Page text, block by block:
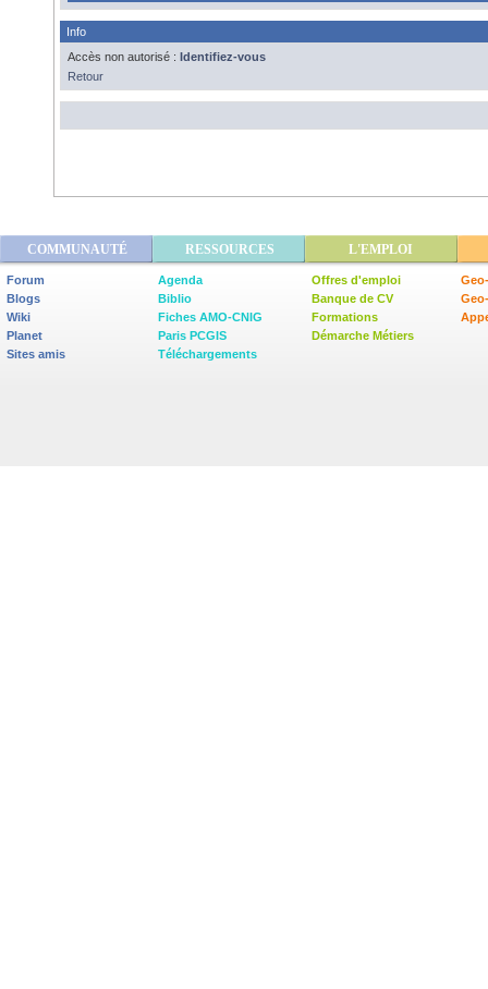
Info
Accès non autorisé : Identifiez-vous
Retour
COMMUNAUTÉ RESSOURCES L'EMPLOI
Forum
Blogs
Wiki
Planet
Sites amis
Agenda
Biblio
Fiches AMO-CNIG
Paris PCGIS
Téléchargements
Offres d'emploi
Banque de CV
Formations
Démarche Métiers